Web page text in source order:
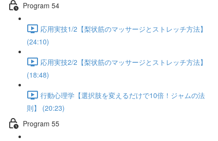
Program 54
応用実技1/2【梨状筋のマッサージとストレッチ方法】
(24:10)
応用実技2/2【梨状筋のマッサージとストレッチ方法】
(18:48)
行動心理学【選択肢を変えるだけで10倍！ジャムの法
則】 (20:23)
Program 55